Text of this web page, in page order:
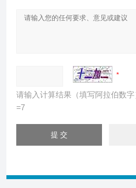
请输入计算结果（填写阿拉伯数
=7